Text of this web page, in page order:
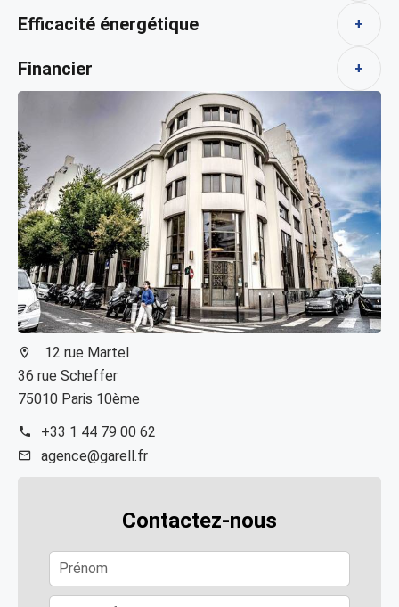
Efficacité énergétique +
Financier +
12 rue Martel
36 rue Scheffer
75010 Paris 10ème
+33 1 44 79 00 62
agence@garell.fr
Contactez-nous